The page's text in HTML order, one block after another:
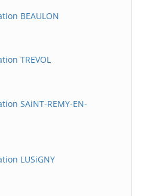
BEAULON
TREVOL
SAiNT-REMY-EN-
LUSiGNY